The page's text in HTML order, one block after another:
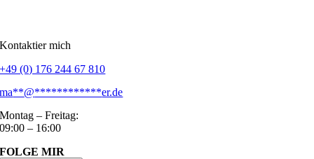
Kontaktier mich
+49 (0) 176 244 67 810
ma**@************er.de
Montag – Freitag:
09:00 – 16:00
FOLGE MIR